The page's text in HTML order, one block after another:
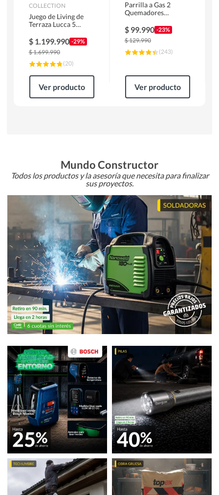
COLLECTION
Juego de Living de
Terraza Lucca 5
$ 1.199.990 -29%
$1.699.990
(20)
Ver producto
Parrilla a Gas 2
Quemadores
$ 99.990 -23%
$129.990
(243)
Ver producto
Mundo Constructor
Todos los productos y la asesoría que necesita para finalizar
sus proyectos.